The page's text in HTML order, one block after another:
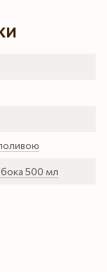
500 мл